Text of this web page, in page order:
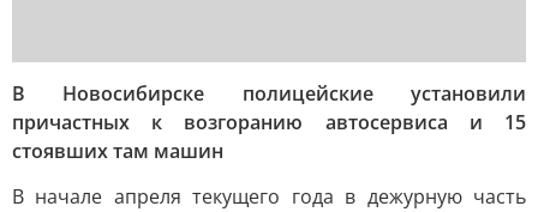
В Новосибирске полицейские установили
причастных к возгоранию автосервиса и 15
стоявших там машин
В начале апреля текущего года в дежурную часть